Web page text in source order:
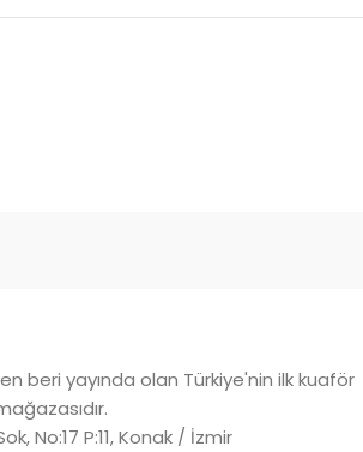
beri yayında olan Türkiye'nin ilk kuaför
No:17 P:11, Konak / İzmir